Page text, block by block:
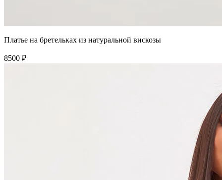
Платье на бретельках из натуральной вискозы
8500 ₽